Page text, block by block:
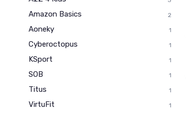
Amazon Basics 2
Aoneky 1
Cyberoctopus 1
KSport 1
SOB 1
Titus 1
VirtuFit 1